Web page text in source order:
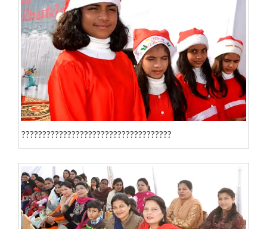
????????????????????????????????????